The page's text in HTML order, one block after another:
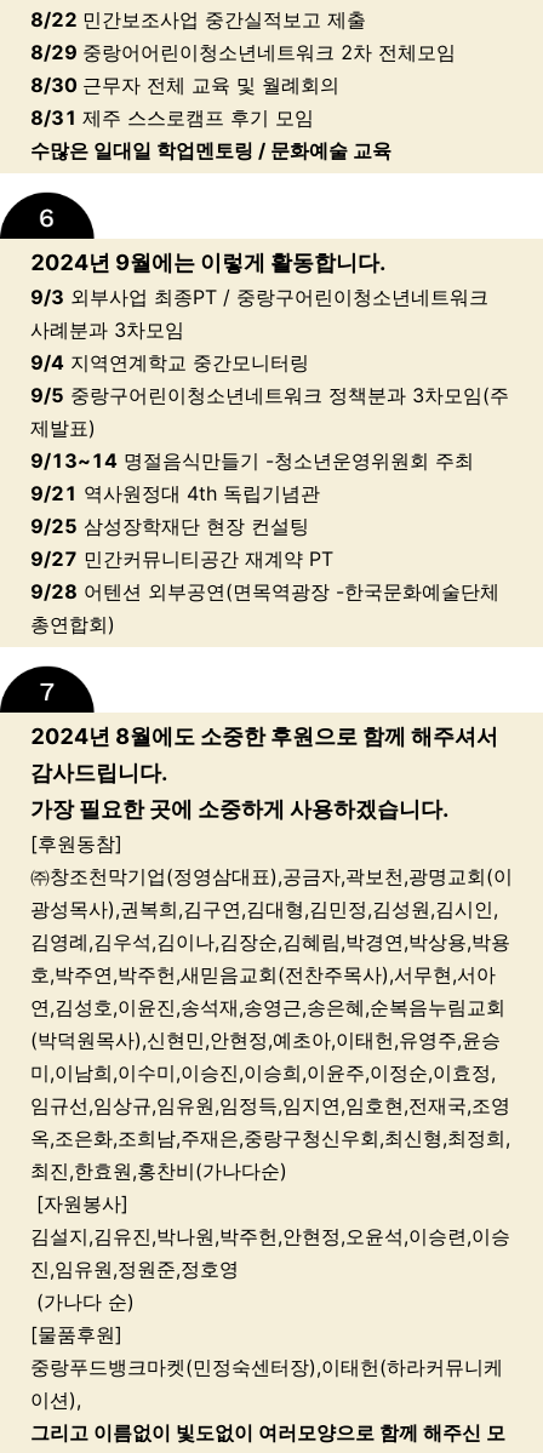
8/22 민간보조사업 중간실적보고 제출
8/29 중랑어어린이청소년네트워크 2차 전체모임
8/30 근무자 전체 교육 및 월례회의
8/31 제주 스스로캠프 후기 모임
수많은 일대일 학업멘토링 / 문화예술 교육
2024년 9월에는 이렇게 활동합니다.
9/3 외부사업 최종PT / 중랑구어린이청소년네트워크
사례분과 3차모임
9/4 지역연계학교 중간모니터링
9/5 중랑구어린이청소년네트워크 정책분과 3차모임(주
제발표)
9/13~14 명절음식만들기 -청소년운영위원회 주최
9/21 역사원정대 4th 독립기념관
9/25 삼성장학재단 현장 컨설팅
9/27 민간커뮤니티공간 재계약 PT
9/28 어텐션 외부공연(면목역광장 -한국문화예술단체
총연합회)
2024년 8월에도 소중한 후원으로 함께 해주셔서
감사드립니다.
가장 필요한 곳에 소중하게 사용하겠습니다.
[후원동참]
㈜창조천막기업(정영삼대표),공금자,곽보천,광명교회(이
광성목사),권복희,김구연,김대형,김민정,김성원,김시인,
김영례,김우석,김이나,김장순,김혜림,박경연,박상용,박용
호,박주연,박주헌,새믿음교회(전찬주목사),서무현,서아
연,김성호,이윤진,송석재,송영근,송은혜,순복음누림교회
(박덕원목사),신현민,안현정,예초아,이태헌,유영주,윤승
미,이남희,이수미,이승진,이승희,이윤주,이정순,이효정,
임규선,임상규,임유원,임정득,임지연,임호현,전재국,조영
옥,조은화,조희남,주재은,중랑구청신우회,최신형,최정희,
최진,한효원,홍찬비(가나다순)
[자원봉사]
김설지,김유진,박나원,박주헌,안현정,오윤석,이승련,이승
진,임유원,정원준,정호영
(가나다 순)
[물품후원]
중랑푸드뱅크마켓(민정숙센터장),이태헌(하라커뮤니케
이션),
그리고 이름없이 빛도없이 여러모양으로 함께 해주신 모